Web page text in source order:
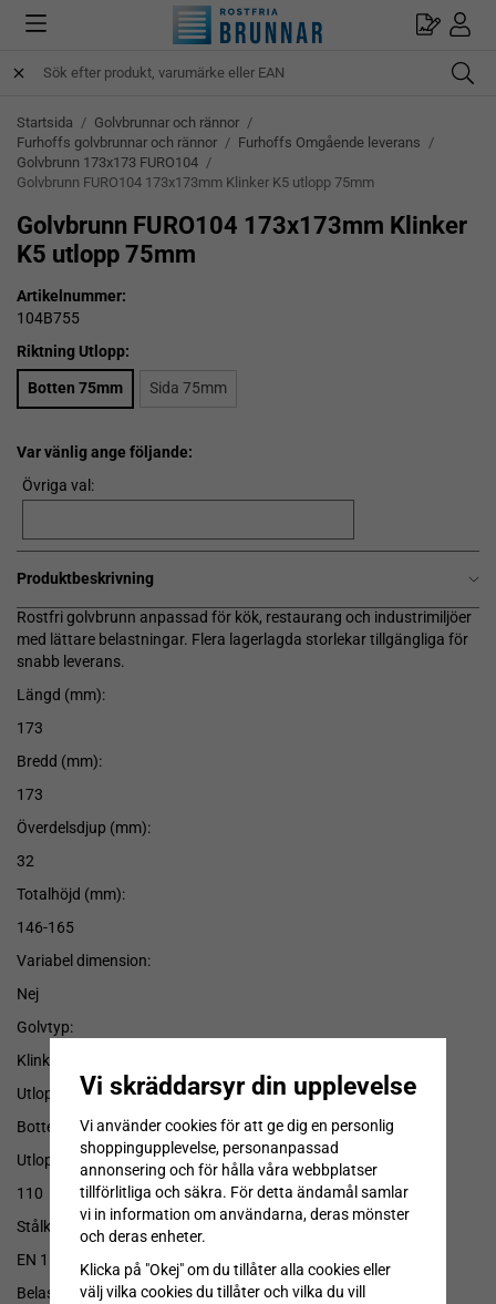
Startsida / Golvbrunnar och rännor /
Furhoffs golvbrunnar och rännor / Furhoffs Omgående leverans /
Golvbrunn 173x173 FURO104 /
Golvbrunn FURO104 173x173mm Klinker K5 utlopp 75mm
Golvbrunn FURO104 173x173mm Klinker
K5 utlopp 75mm
Artikelnummer:
104B755
Riktning Utlopp:
Botten 75mm
Sida 75mm
Var vänlig ange följande:
Övriga val:
Produktbeskrivning
Rostfri golvbrunn anpassad för kök, restaurang och industrimiljöer
med lättare belastningar. Flera lagerlagda storlekar tillgängliga för
snabb leverans.
Längd (mm):
173
Bredd (mm):
173
Överdelsdjup (mm):
32
Totalhöjd (mm):
146-165
Variabel dimension:
Nej
Golvtyp:
Klinkergolv K5 med klämfläns för tätskikt
Utloppsriktning:
Bottenutlopp
Utloppsdimension (mm):
110
Stålkvalitet:
EN 1.4404 Syrafast Rostfritt stål
Belastningsklass:
Vi skräddarsyr din upplevelse
Vi använder cookies för att ge dig en personlig
shoppingupplevelse, personanpassad
annonsering och för hålla våra webbplatser
tillförlitliga och säkra. För detta ändamål samlar
vi in information om användarna, deras mönster
och deras enheter.
Klicka på "Okej" om du tillåter alla cookies eller
välj vilka cookies du tillåter och vilka du vill